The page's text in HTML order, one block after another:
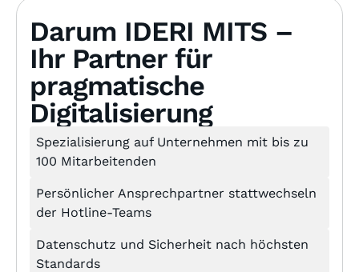
Darum IDERI MITS –
Ihr Partner für
pragmatische
Digitalisierung
Spezialisierung auf Unternehmen mit bis zu
100 Mitarbeitenden
Persönlicher Ansprechpartner stattwechseln
der Hotline-Teams
Datenschutz und Sicherheit nach höchsten
Standards